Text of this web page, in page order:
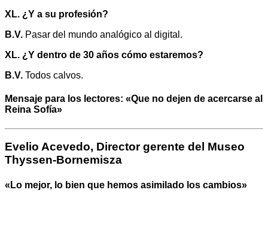
XL. ¿Y a su profesión?
B.V. Pasar del mundo analógico al digital.
XL. ¿Y dentro de 30 años cómo estaremos?
B.V. Todos calvos.
Mensaje para los lectores: «Que no dejen de acercarse al
Reina Sofía»
Evelio Acevedo, Director gerente del Museo
Thyssen-Bornemisza
«Lo mejor, lo bien que hemos asimilado los cambios»